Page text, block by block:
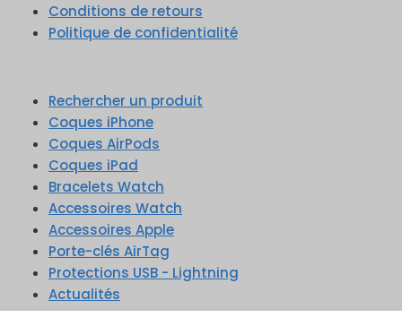
Conditions de retours
Politique de confidentialité
Rechercher un produit
Coques iPhone
Coques AirPods
Coques iPad
Bracelets Watch
Accessoires Watch
Accessoires Apple
Porte-clés AirTag
Protections USB - Lightning
Actualités